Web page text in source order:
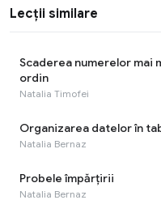
Lecții similare
Scaderea numerelor mai
ordin
Natalia Timofei
Organizarea datelor în
Natalia Bernaz
Probele împărțirii
Natalia Bernaz